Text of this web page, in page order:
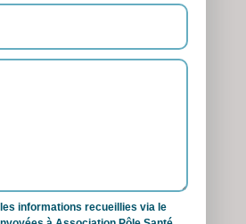
informations recueillies via le